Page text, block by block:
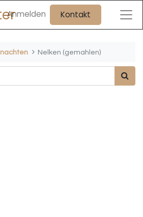
Anmelden Kontakt
Nelken (gemahlen)